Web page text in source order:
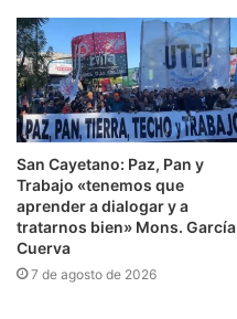
San Cayetano: Paz, Pan y
Trabajo «tenemos que
aprender a dialogar y a
tratarnos bien» Mons. García
Cuerva
7 de agosto de 2026